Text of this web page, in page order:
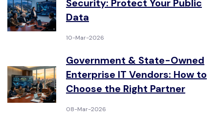
Security: Protect Your Public
Data
10-Mar-2026
Government & State-Owned
Enterprise IT Vendors: How to
Choose the Right Partner
08-Mar-2026